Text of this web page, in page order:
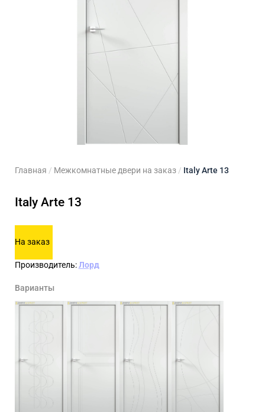
Для кладовой
Для кухни
Главная / Межкомнатные двери на заказ / Italy Arte 13
Italy Arte 13
На заказ
Производитель:Лорд
Варианты